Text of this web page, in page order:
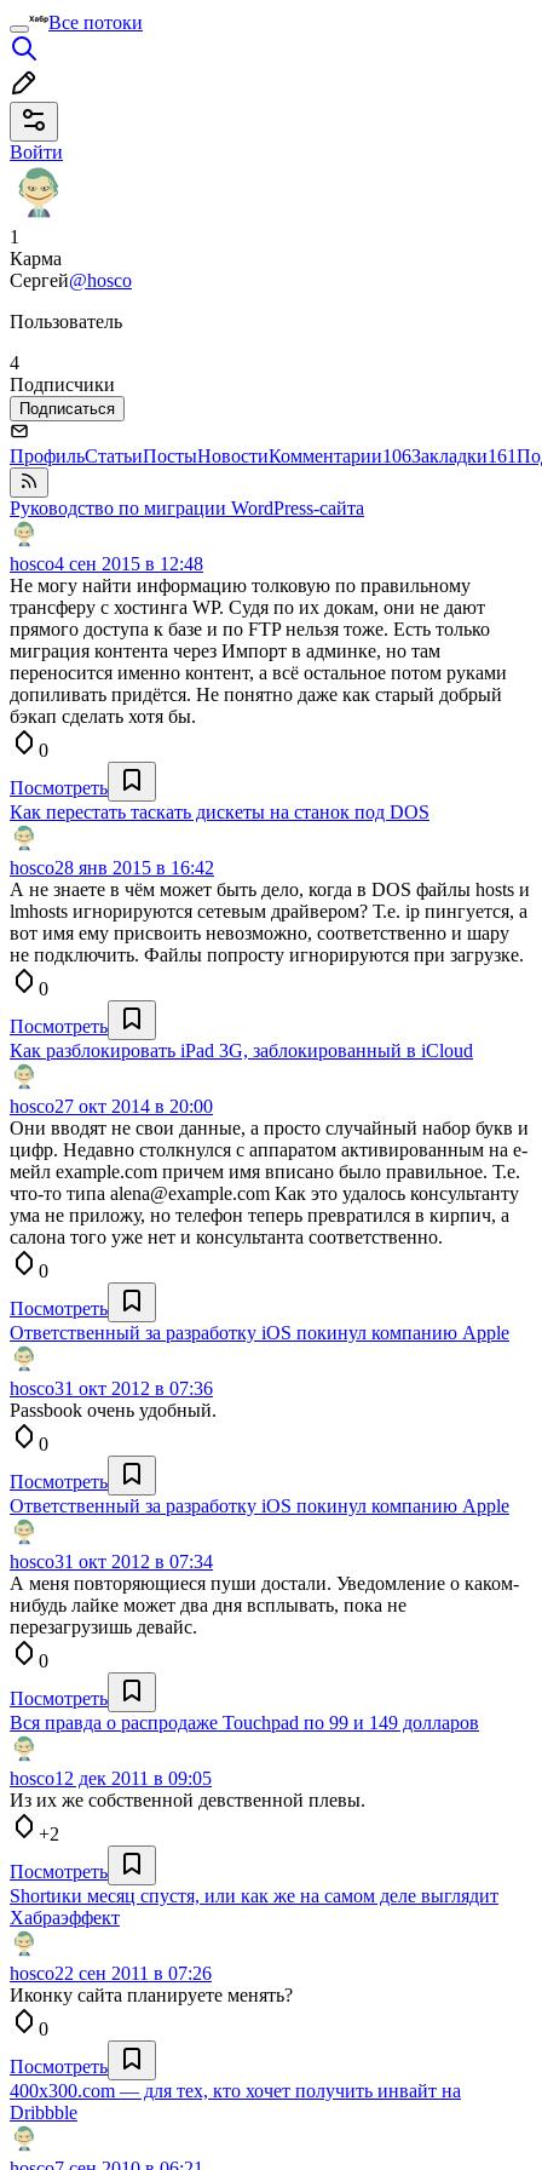
Все потоки
Войти
1
Карма
Сергей@hosco
Пользователь
4
Подписчики
Подписаться
ПрофильСтатьиПостыНовостиКомментарии106Закладки161
Руководство по миграции WordPress-сайта
hosco4 сен 2015 в 12:48
Не могу найти информацию толковую по правильному
трансферу с хостинга WP. Судя по их докам, они не дают
прямого доступа к базе и по FTP нельзя тоже. Есть только
миграция контента через Импорт в админке, но там
переносится именно контент, а всё остальное потом руками
допиливать придётся. Не понятно даже как старый добрый
бэкап сделать хотя бы.
0
Посмотреть
Как перестать таскать дискеты на станок под DOS
hosco28 янв 2015 в 16:42
А не знаете в чём может быть дело, когда в DOS файлы hosts и
lmhosts игнорируются сетевым драйвером? Т.е. ip пингуется, а
вот имя ему присвоить невозможно, соответственно и шару
не подключить. Файлы попросту игнорируются при загрузке.
0
Посмотреть
Как разблокировать iPad 3G, заблокированный в iCloud
hosco27 окт 2014 в 20:00
Они вводят не свои данные, а просто случайный набор букв и
цифр. Недавно столкнулся с аппаратом активированным на е-
мейл example.com причем имя вписано было правильное. Т.е.
что-то типа alena@example.com Как это удалось консультанту
ума не приложу, но телефон теперь превратился в кирпич, а
салона того уже нет и консультанта соответственно.
0
Посмотреть
Ответственный за разработку iOS покинул компанию Apple
hosco31 окт 2012 в 07:36
Passbook очень удобный.
0
Посмотреть
Ответственный за разработку iOS покинул компанию Apple
hosco31 окт 2012 в 07:34
А меня повторяющиеся пуши достали. Уведомление о каком-
нибудь лайке может два дня всплывать, пока не
перезагрузишь девайс.
0
Посмотреть
Вся правда о распродаже Touchpad по 99 и 149 долларов
hosco12 дек 2011 в 09:05
Из их же собственной девственной плевы.
+2
Посмотреть
Shortики месяц спустя, или как же на самом деле выглядит
Хабраэффект
hosco22 сен 2011 в 07:26
Иконку сайта планируете менять?
0
Посмотреть
400x300.com — для тех, кто хочет получить инвайт на
Dribbble